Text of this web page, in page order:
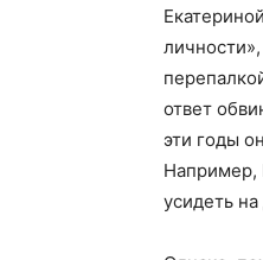
ответ
эти годы
Например,
усидеть на